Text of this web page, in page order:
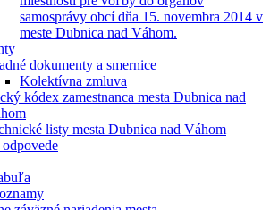
samosprávy obcí dňa 15. novembra 2014 v
meste Dubnica nad Váhom.
dokumenty a smernice
Kolektívna zmluva
kódex zamestnanca mesta Dubnica nad
listy mesta Dubnica nad Váhom